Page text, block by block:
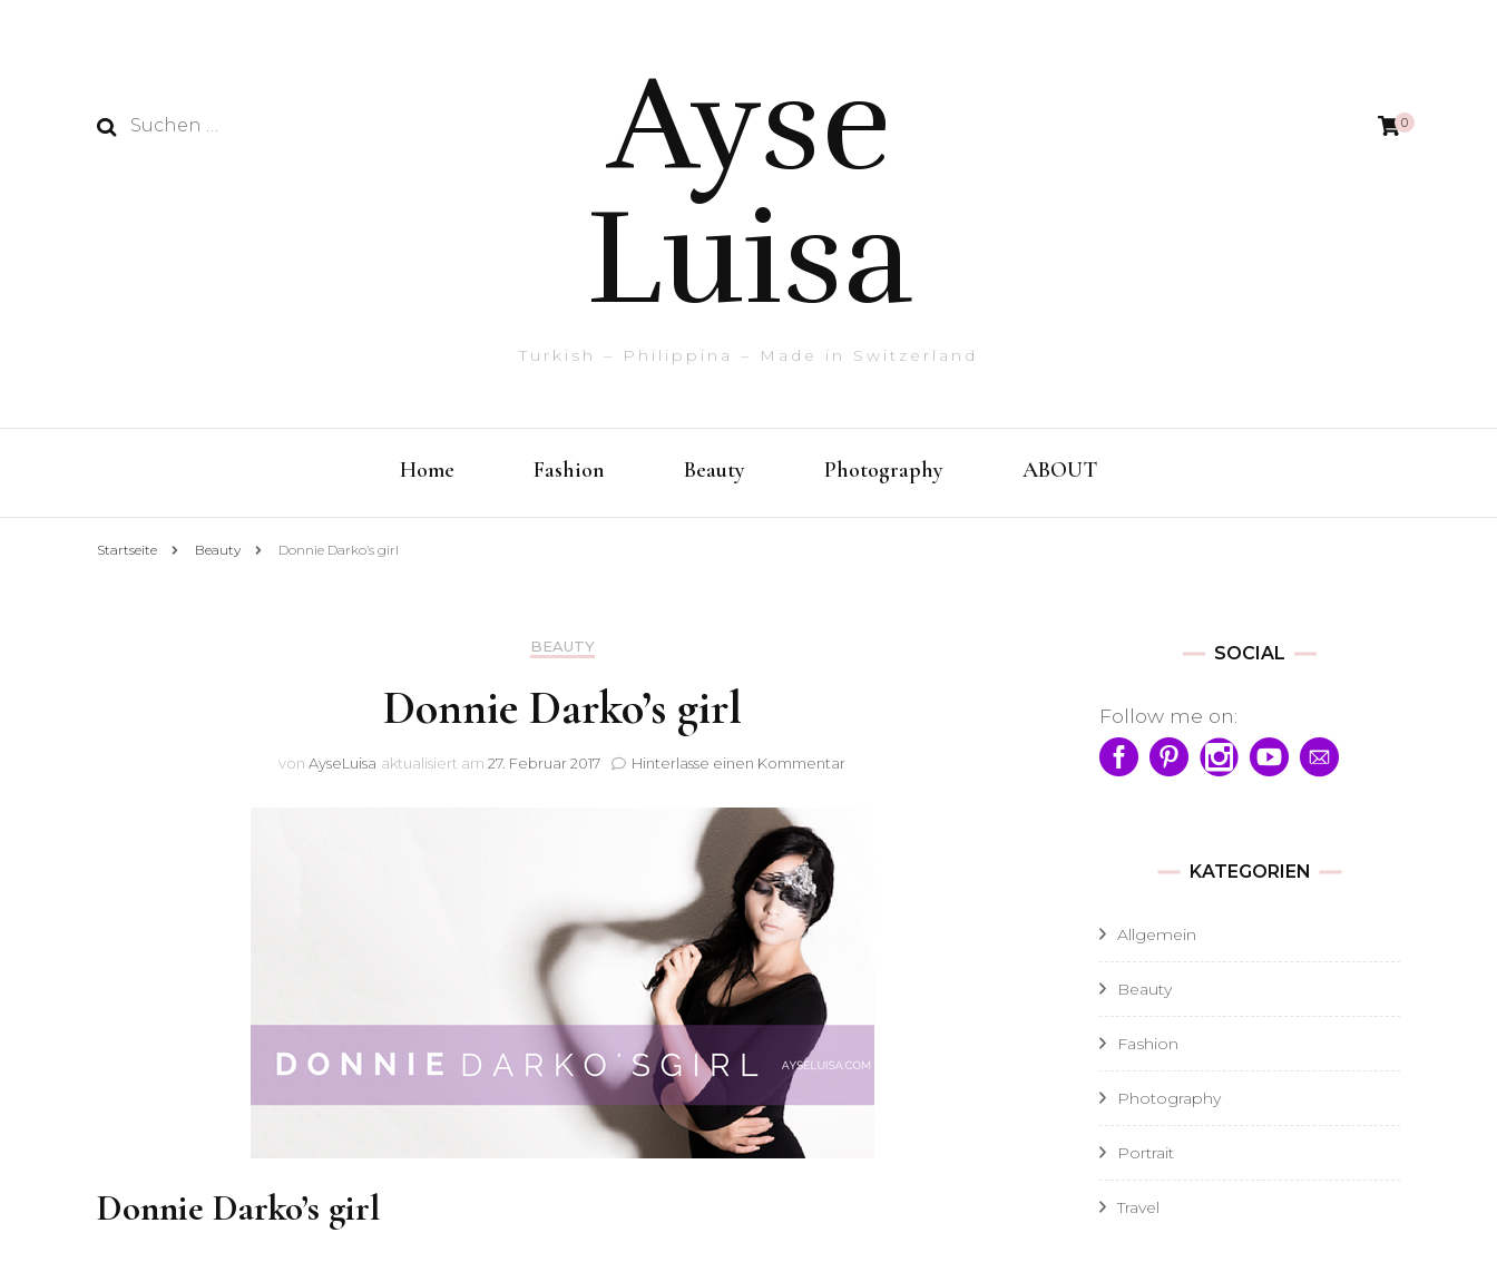
Suchen
Ayse
Luisa
Turkish – Philippina – Made in Switzerland
0
Home Fashion Beauty Photography ABOUT
Startseite Beauty Donnie Darko’s girl
BEAUTY
Donnie Darko’s girl
von AyseLuisa aktualisiert am 27. Februar 2017 Hinterlasse einen Kommentarzu
Donnie Darko’s girl
SOCIAL
Follow me on:
KATEGORIEN
Allgemein
Beauty
Fashion
Photography
Portrait
Travel